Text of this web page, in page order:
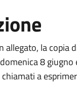
allegato, la copia
8
a